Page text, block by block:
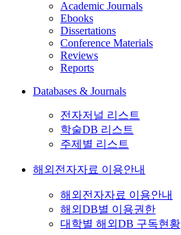
Academic Journals
Ebooks
Dissertations
Conference Materials
Reviews
Reports
Databases & Journals
전자저널 리스트
학술DB 리스트
주제별 리스트
해외전자자료 이용안내
해외전자자료 이용안내
해외DB별 이용권한
대학별 해외DB 구독현황